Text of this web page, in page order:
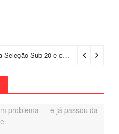
Joia do Bahia estreia pela Seleção Sub-20 e chama atenção de comissão de Ancelotti